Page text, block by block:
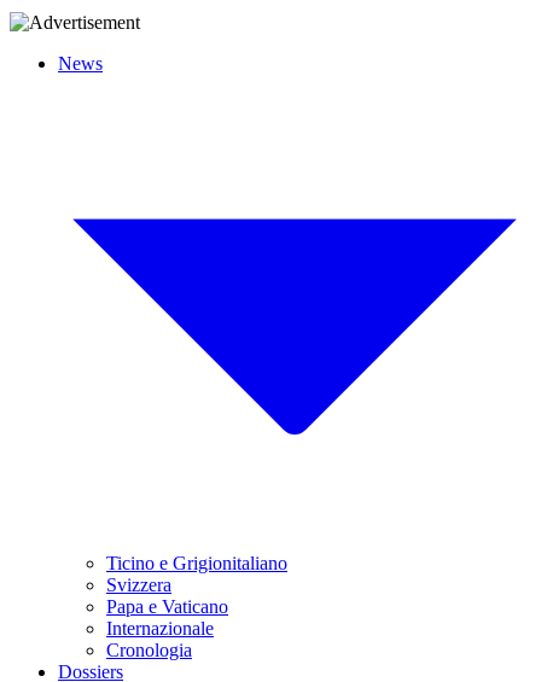
News
Ticino e Grigionitaliano
Svizzera
Papa e Vaticano
Internazionale
Cronologia
Dossiers